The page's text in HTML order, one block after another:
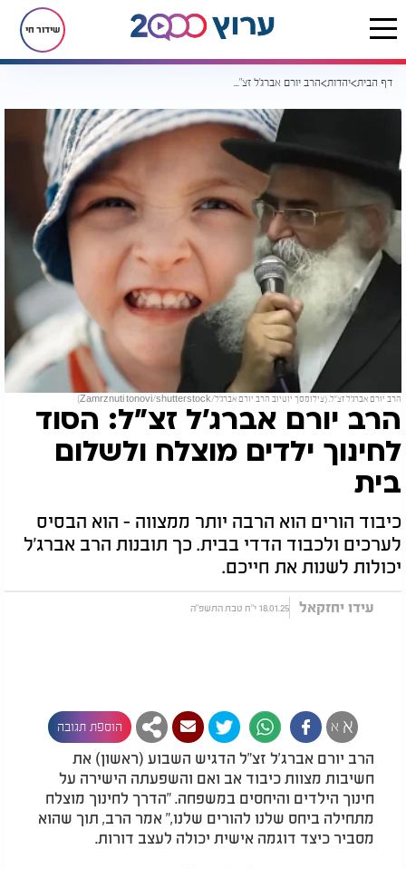
שידור חי
דף הבית יהדות הרב יורם אברג'ל זצ"ל: הסוד לחינוך ילדים מוצלח ולשלום בית
הרב יורם אברג'ל זצ"ל. (צילומסך יוטיוב הרב יורם אברג'ל/Zamrznuti tonovi/shutterstock)
הרב יורם אברג'ל זצ"ל: הסוד
לחינוך ילדים מוצלח ולשלום
בית
כיבוד הורים הוא הרבה יותר ממצווה - הוא הבסיס
לערכים ולכבוד הדדי בבית. כך תובנות הרב אברג'ל
יכולות לשנות את חייכם.
עידו יחזקאל 18.01.25 י"ח טבת התשפ"ה
א א הוספת תגובה
הרב יורם אברג'ל זצ"ל הדגיש השבוע (ראשון) את
חשיבות מצוות כיבוד אב ואם והשפעתה הישירה על
חינוך הילדים והיחסים במשפחה. "הדרך לחינוך מוצלח
מתחילה ביחס שלנו להורים שלנו," אמר הרב, תוך שהוא
מסביר כיצד דוגמה אישית יכולה לעצב דורות.